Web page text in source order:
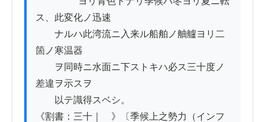
ス、此変化ノ迅速
ナルハ此湾流ニ入来ル船舶ノ舳艫ヨリ二
箇ノ寒温器
ヲ同時ニ水面ニ下ストキハ必ス三十度ノ
差違ヲ示スヲ
以テ識得スベシ。
《割書：三十｜　》〔季候上之勢力（インフ